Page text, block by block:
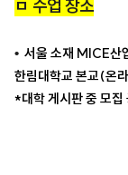
ㅁ 수업 장소
• 서울 소재 MICE산
한림대학교 본교(온
*대학 게시판 중 모집